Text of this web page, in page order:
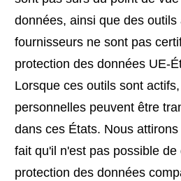
données, ainsi que des
fournisseurs ne sont pas
protection des données UE-
Lorsque ces outils sont
personnelles peuvent être
dans ces États. Nous
fait qu'il n'est pas possible
protection des données